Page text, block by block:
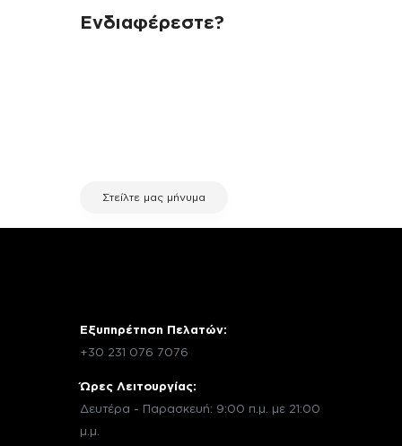
Ενδιαφέρεστε?
Στείλτε μας μήνυμα
Εξυπηρέτηση Πελατών:
+30 231 076 7076
Ώρες Λειτουργίας:
Δευτέρα - Παρασκευή: 9:00 π.μ. με 21:00
μ.μ.